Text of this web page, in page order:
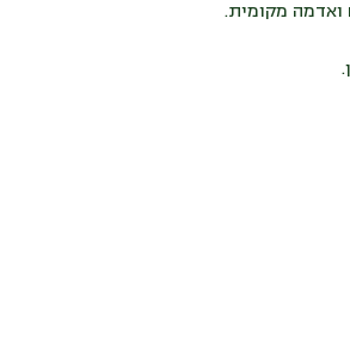
ואדמה מקומית.